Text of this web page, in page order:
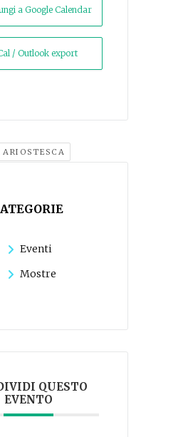
a Google Calendar
/ Outlook export
ARIOSTESCA
Eventi
Mostre
QUESTO
EVENTO